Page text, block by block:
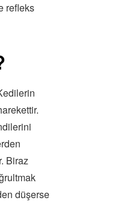
refleks
Biraz
düşerse